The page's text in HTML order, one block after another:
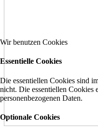
Wir benutzen Cookies
Essentielle Cookies
Die essentiellen Cookies sind
nicht. Die essentiellen
personenbezogenen Daten.
Optionale Cookies